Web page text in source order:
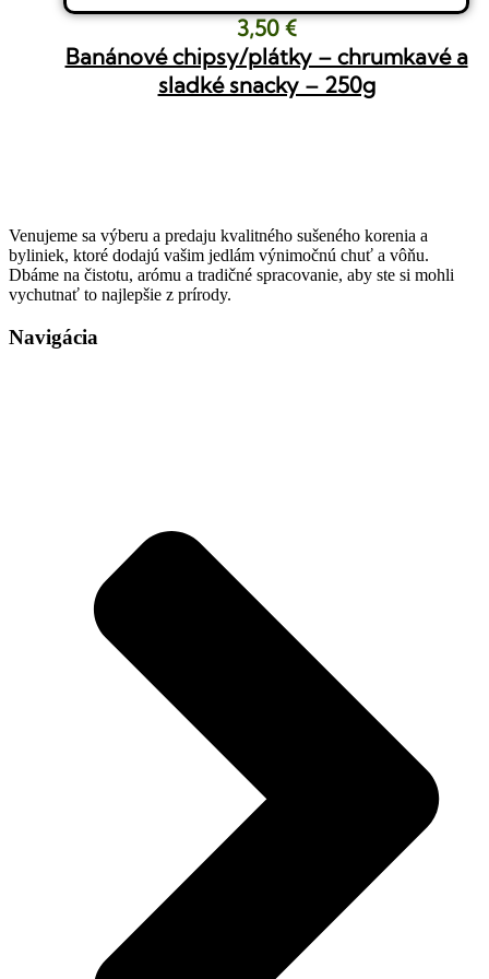
3,50€
Banánové chipsy/plátky – chrumkavé a
sladké snacky – 250g
Venujeme sa výberu a predaju kvalitného sušeného korenia a
byliniek, ktoré dodajú vašim jedlám výnimočnú chuť a vôňu.
Dbáme na čistotu, arómu a tradičné spracovanie, aby ste si mohli
vychutnať to najlepšie z prírody.
Navigácia